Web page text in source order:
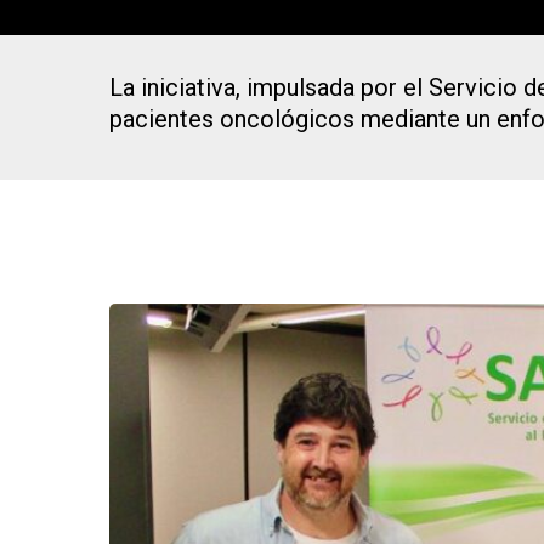
La iniciativa, impulsada por el Servicio
pacientes oncológicos mediante un